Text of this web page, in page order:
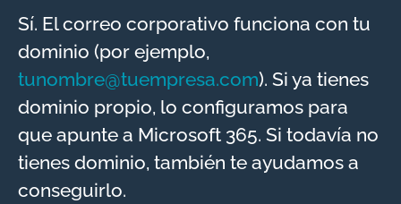
a
t
v
e
:
Sí. El correo corporativo funciona con tu
dominio (por ejemplo,
tunombre@tuempresa.com). Si ya tienes
dominio propio, lo configuramos para
que apunte a Microsoft 365. Si todavía no
tienes dominio, también te ayudamos a
conseguirlo.